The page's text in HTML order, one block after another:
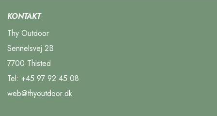
KONTAKT
Thy Outdoor
Sennelsvej 2B
7700 Thisted
Tel: +45 97 92 45 08
web@thyoutdoor.dk